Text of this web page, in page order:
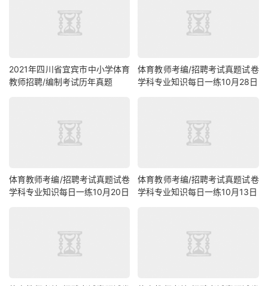
2021年四川省宜宾市中小学体育
教师招聘/编制考试历年真题
体育教师考编/招聘考试真题试卷
学科专业知识每日一练10月28日
体育教师考编/招聘考试真题试卷
学科专业知识每日一练10月20日
体育教师考编/招聘考试真题试卷
学科专业知识每日一练10月13日